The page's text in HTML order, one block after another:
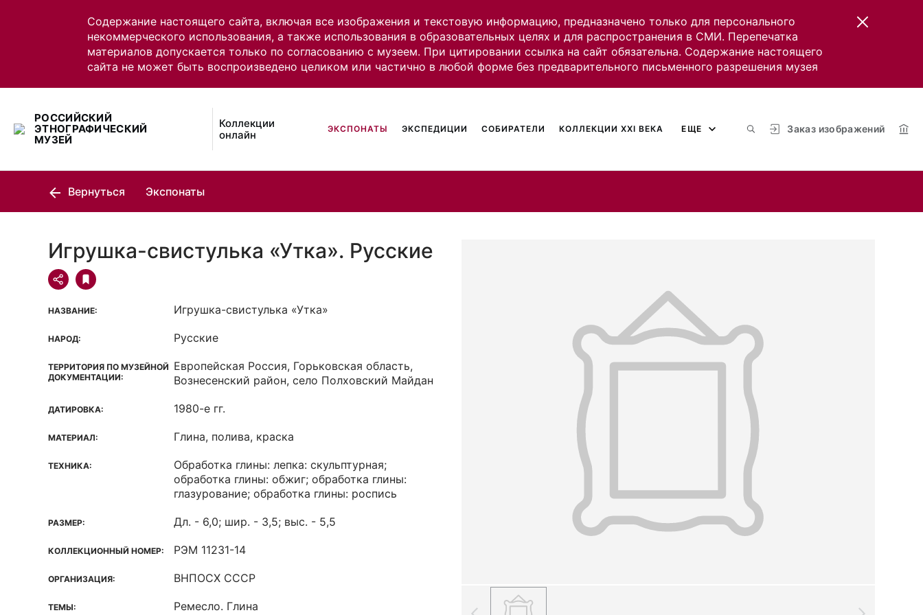
Содержание настоящего сайта, включая все изображения и текстовую информацию, предназначено только для персонального
некоммерческого использования, а также использования в образовательных целях и для распространения в СМИ. Перепечатка
материалов допускается только по согласованию с музеем. При цитировании ссылка на сайт обязательна. Содержание настоящего
сайта не может быть воспроизведено целиком или частично в любой форме без предварительного письменного разрешения музея
РОССИЙСКИЙ
ЭТНОГРАФИЧЕСКИЙ
МУЗЕЙ
Коллекции
онлайн
Заказ изображений
ЭКСПОНАТЫ ЭКСПЕДИЦИИ СОБИРАТЕЛИ КОЛЛЕКЦИИ XXI ВЕКА ЕЩЕ
Вернуться Экспонаты
Игрушка-свистулька «Утка». Русские
НАЗВАНИЕ: Игрушка-свистулька «Утка»
НАРОД: Русские
ТЕРРИТОРИЯ ПО МУЗЕЙНОЙ
ДОКУМЕНТАЦИИ:
Европейская Россия, Горьковская область,
Вознесенский район, село Полховский Майдан
ДАТИРОВКА: 1980-е гг.
МАТЕРИАЛ: Глина, полива, краска
ТЕХНИКА:
Обработка глины: лепка: скульптурная;
обработка глины: обжиг; обработка глины:
глазурование; обработка глины: роспись
РАЗМЕР: Дл. - 6,0; шир. - 3,5; выс. - 5,5
КОЛЛЕКЦИОННЫЙ НОМЕР: РЭМ 11231-14
ОРГАНИЗАЦИЯ: ВНПОСХ СССР
ТЕМЫ: Ремесло. Глина